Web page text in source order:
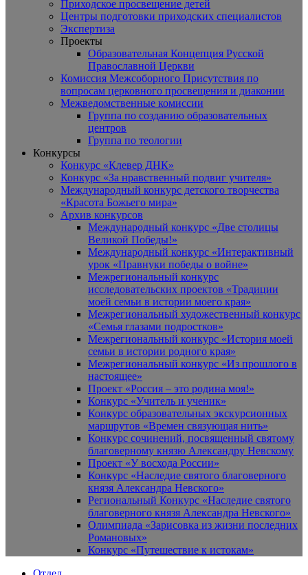
Приходское просвещение детей
Центры подготовки приходских специалистов
Экспертиза
Проекты
Образовательная Концепция Русской
Православной Церкви
Комиссия Межсоборного Присутствия по
вопросам церковного просвещения и диаконии
Межведомственные комиссии
Группа по созданию образовательных
центров
Группа по теологии
Конкурсы
Конкурс «Клевер ДНК»
Конкурс «За нравственный подвиг учителя»
Международный конкурс детского творчества
«Красота Божьего мира»
Архив конкурсов
Международный конкурс «Две столицы
Великой Победы!»
Международный конкурс «Интерактивный
урок «Правнуки победы о войне»
Межрегиональный конкурс
исследовательских проектов «Традиции
моей семьи в истории моего края»
Межрегиональный художественный конкурс
«Семья глазами подростков»
Межрегиональный конкурс «История моей
семьи в истории родного края»
Межрегиональный конкурс «Из прошлого в
настоящее»
Проект «Россия – это родина моя!»
Конкурс «Учитель и ученик»
Конкурс образовательных экскурсионных
маршрутов «Времен связующая нить»
Конкурс сочинений, посвященный святому
благоверному князю Александру Невскому
Проект «У восхода России»
Конкурс «Наследие святого благоверного
князя Александра Невского»
Региональный Конкурс «Наследие святого
благоверного князя Александра Невского»
Олимпиада «Зарисовка из жизни последних
Романовых»
Конкурс «Путешествие к истокам»